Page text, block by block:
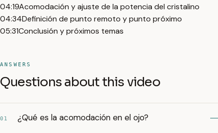
04:19Acomodación y ajuste de la potencia del cristalino
04:34Definición de punto remoto y punto próximo
05:31Conclusión y próximos temas
ANSWERS
Questions about this video
01 ¿Qué es la acomodación en el ojo?